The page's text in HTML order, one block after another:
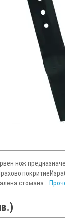
нож
стомана...